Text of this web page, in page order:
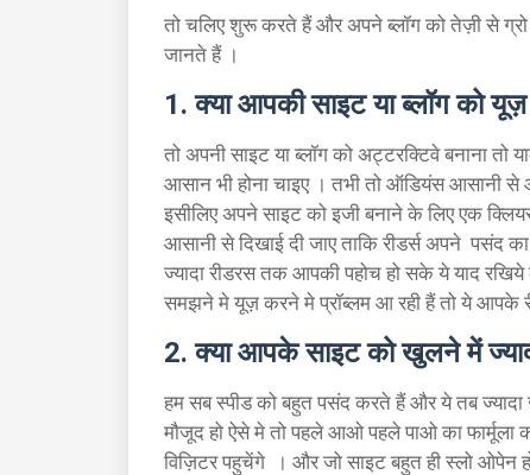
तो चलिए शुरू करते हैं और अपने ब्लॉग को तेज़ी से ग्रो
जानते हैं ।
1. क्या आपकी साइट या ब्लॉग को
तो अपनी साइट या ब्लॉग को अट्टरक्टिवे बनाना
आसान भी होना चाइए । तभी तो ऑडियंस आसानी
इसीलिए अपने साइट को इजी बनाने के लिए एक
आसानी से दिखाई दी जाए ताकि रीडर्स अपने पसंद
ज्यादा रीडरस तक आपकी पहोच हो सके ये याद
समझने मे यूज़ करने मे प्रॉब्लम आ रही हैं तो ये आपके
2. क्या आपके साइट को खुलने में
हम सब स्पीड को बहुत पसंद करते हैं और ये तब ज्यादा
मौजूद हो ऐसे मे तो पहले आओ पहले पाओ का फार्मूला
विज़िटर पहुचेंगे । और जो साइट बहुत ही स्लो ओपेन